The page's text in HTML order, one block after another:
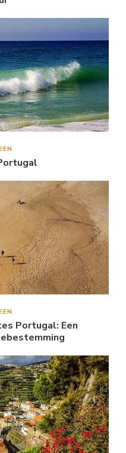
Portugal: Een